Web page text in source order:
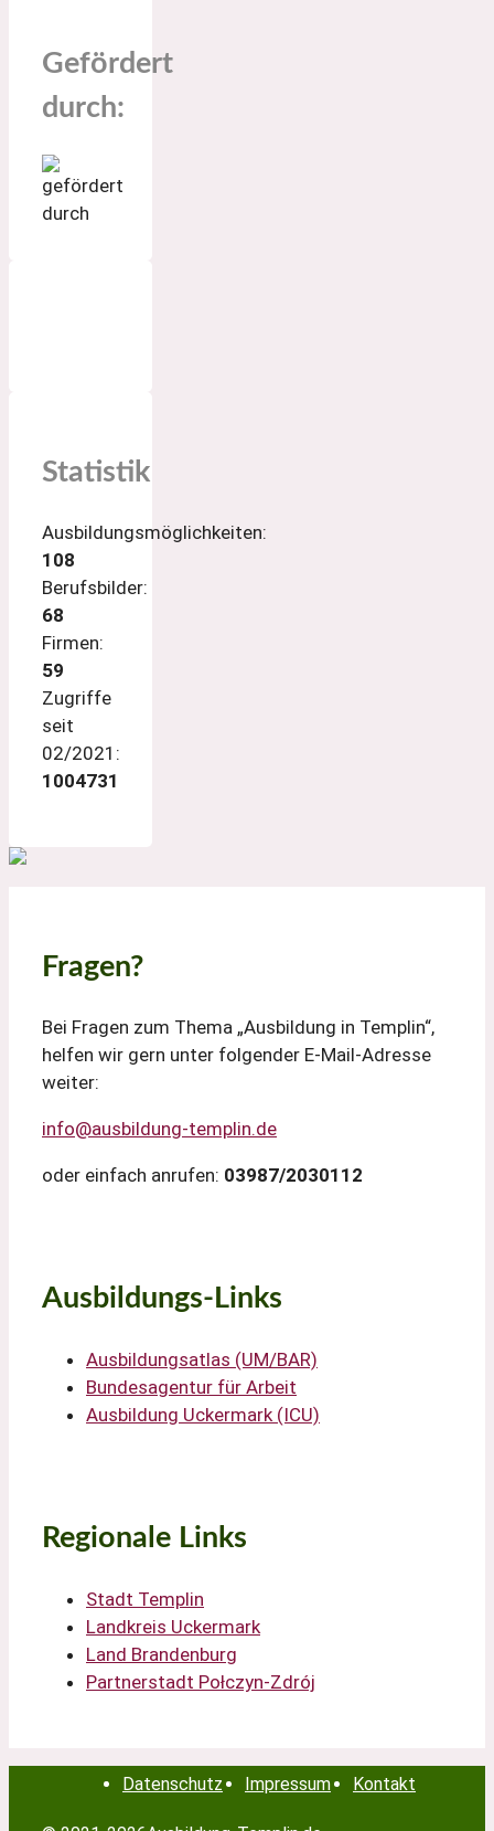
Gefördert
durch:
Statistik
Ausbildungsmöglichkeiten:
108
Berufsbilder:
68
Firmen:
59
Zugriffe
seit
02/2021:
1004731
Fragen?
Bei Fragen zum Thema „Ausbildung in Templin“,
helfen wir gern unter folgender E-Mail-Adresse
weiter:
info@ausbildung-templin.de
oder einfach anrufen: 03987/2030112
Ausbildungs-Links
Ausbildungsatlas (UM/BAR)
Bundesagentur für Arbeit
Ausbildung Uckermark (ICU)
Regionale Links
Stadt Templin
Landkreis Uckermark
Land Brandenburg
Partnerstadt Połczyn-Zdrój
Datenschutz Impressum Kontakt